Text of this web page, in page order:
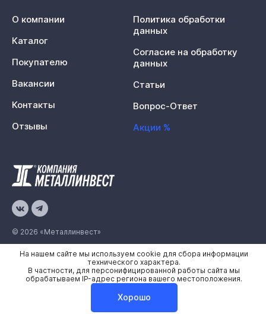
© 2026 «Металлинвест»
Политика конфиденциальности
Карта сайта
О компании
Каталог
Покупателю
Вакансии
Контакты
Отзывы
Политика обработки
данных
Согласие на обработку
данных
Статьи
Вопрос-Ответ
Акции %
На нашем сайте мы используем cookie для сбора информации
технического характера.
В частности, для персонифицированной работы сайта мы
обрабатываем IP-адрес региона вашего местоположения.
Хорошо